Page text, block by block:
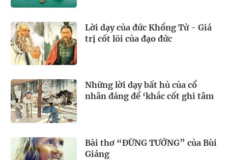
Lời dạy của đức Khổng Tử - Giá
trị cốt lõi của đạo đức
Những lời dạy bất hủ của cổ
nhân đáng để ‘khắc cốt ghi tâm
Bài thơ “ĐỪNG TƯỞNG” của Bùi
Giáng